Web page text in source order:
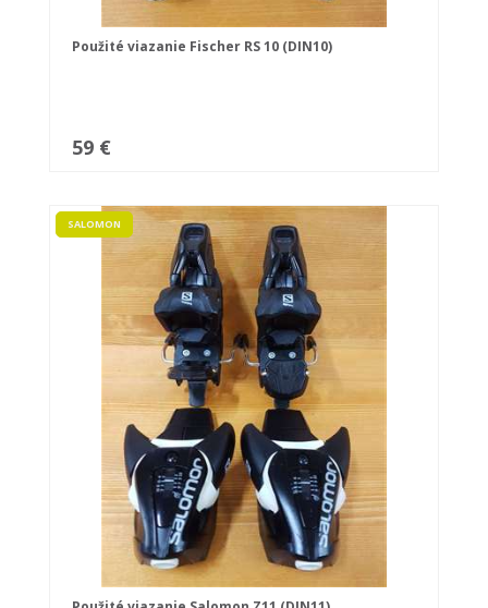
Použité viazanie Fischer RS 10 (DIN10)
59 €
SALOMON